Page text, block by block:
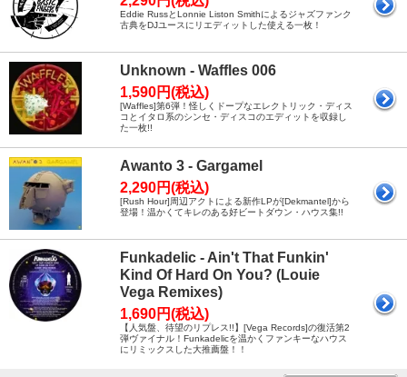
Eddie RussとLonnie Liston Smithによるジャズファンク
古典をDJユースにリエディットした使える一枚！
Unknown - Waffles 006
1,590円(税込)
[Waffles]第6弾！怪しくドープなエレクトリック・ディス
コとイタロ系のシンセ・ディスコのエディットを収録し
た一枚!!
Awanto 3 - Gargamel
2,290円(税込)
[Rush Hour]周辺アクトによる新作LPが[Dekmantel]から
登場！温かくてキレのある好ビートダウン・ハウス集!!
Funkadelic - Ain't That Funkin'
Kind Of Hard On You? (Louie
Vega Remixes)
1,690円(税込)
【人気盤、待望のリプレス!!】[Vega Records]の復活第2
弾ヴァイナル！Funkadelicを温かくファンキーなハウス
にリミックスした大推薦盤！！